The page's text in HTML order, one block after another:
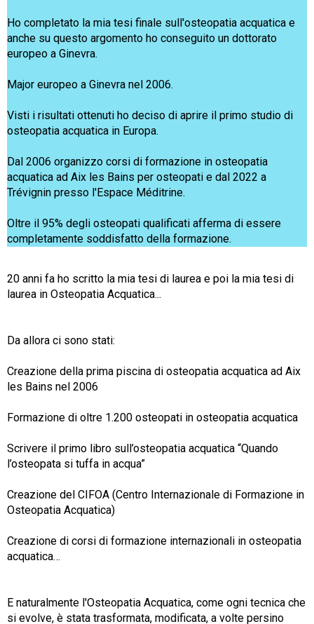
Ho completato la mia tesi finale sull'osteopatia acquatica e
anche su questo argomento ho conseguito un dottorato
europeo a Ginevra.
Major europeo a Ginevra nel 2006.
Visti i risultati ottenuti ho deciso di aprire il primo studio di
osteopatia acquatica in Europa.
Dal 2006 organizzo corsi di formazione in osteopatia
acquatica ad Aix les Bains per osteopati e dal 2022 a
Trévignin presso l'Espace Méditrine.
Oltre il 95% degli osteopati qualificati afferma di essere
completamente soddisfatto della formazione.
20 anni fa ho scritto la mia tesi di laurea e poi la mia tesi di
laurea in Osteopatia Acquatica...
Da allora ci sono stati:
Creazione della prima piscina di osteopatia acquatica ad Aix
les Bains nel 2006
Formazione di oltre 1.200 osteopati in osteopatia acquatica
Scrivere il primo libro sull’osteopatia acquatica “Quando
l’osteopata si tuffa in acqua”
Creazione del CIFOA (Centro Internazionale di Formazione in
Osteopatia Acquatica)
Creazione di corsi di formazione internazionali in osteopatia
acquatica…
E naturalmente l'Osteopatia Acquatica, come ogni tecnica che
si evolve, è stata trasformata, modificata, a volte persino